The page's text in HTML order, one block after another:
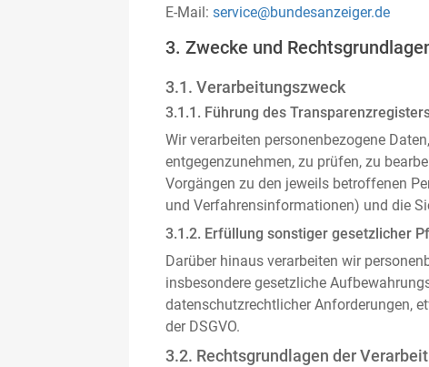
E-Mail: service@bundesanzeiger.de
3. Zwecke und
3.1. Verarbeitungszweck
3.1.1. Führung des
Wir verarbeiten personenbezogene
entgegenzunehmen, zu prüfen, zu
Vorgängen zu den jeweils betroffenen
und Verfahrensinformationen) und die
3.1.2. Erfüllung sonstiger gesetzlicher
Darüber hinaus verarbeiten wir
insbesondere gesetzliche
datenschutzrechtlicher Anforderungen,
der DSGVO.
3.2. Rechtsgrundlagen der